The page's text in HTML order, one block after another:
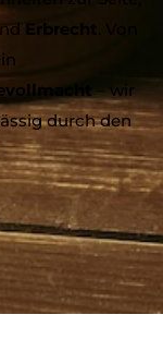
Erbrecht
– wir
durch den